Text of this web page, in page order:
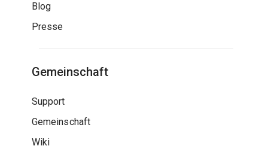
Blog
Presse
Gemeinschaft
Support
Gemeinschaft
Wiki